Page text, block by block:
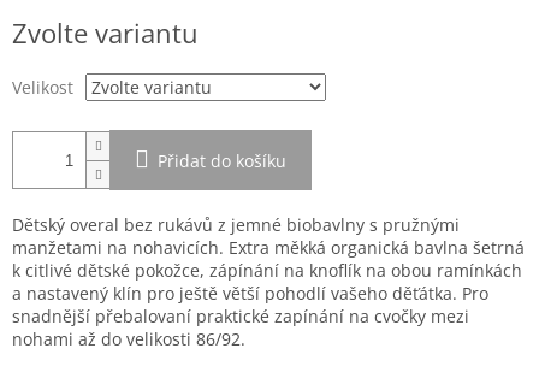
cena:
Zvolte variantu
Velikost
Přidat do košíku
Dětský overal bez rukávů z jemné biobavlny s pružnými
manžetami na nohavicích. Extra měkká organická bavlna šetrná
k citlivé dětské pokožce, zápínání na knoflík na obou ramínkách
a nastavený klín pro ještě větší pohodlí vašeho děťátka. Pro
snadnější přebalovaní praktické zapínání na cvočky mezi
nohami až do velikosti 86/92.